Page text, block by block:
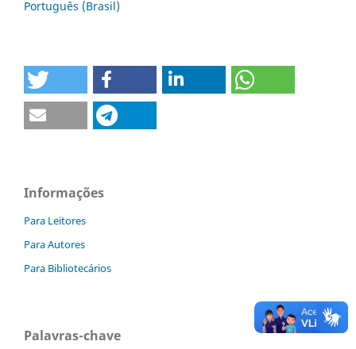
Português (Brasil)
Informações
Para Leitores
Para Autores
Para Bibliotecários
Palavras-chave